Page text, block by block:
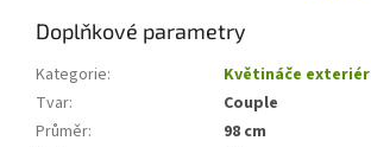
Doplňkové parametry
Kategorie:
Květináče exteriér
Tvar:
Couple
Průměr:
98 cm